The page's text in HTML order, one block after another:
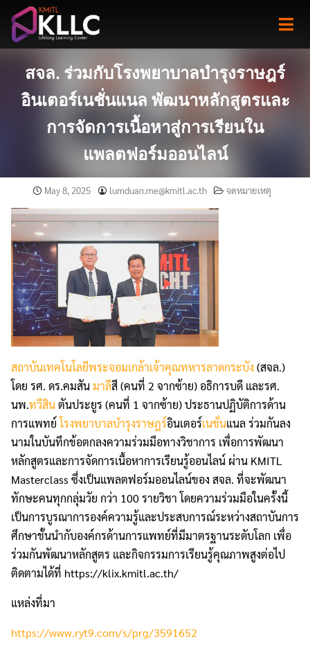
content
สจล. ร่วมกับโรงพยาบาลบำรุงราษฎร์
อินเตอร์เนชั่นแนล พัฒนาหลักสูตรและ
การจัดการเนื้อหาสู่การเรียนใน
แพลตฟอร์มออนไลน์
May 8, 2025 lumduan.me@kmitl.ac.th จดหมายเหตุ
สถาบันเทคโนโลยีพระจอมเกล้าเจ้าคุณทหารลาดกระบัง (สจล.)
โดย รศ. ดร.คมสันมาลีสี (คนที่ 2 จากซ้าย) อธิการบดี และรศ.
นพ.ทวีสินตันประยูร (คนที่ 1 จากซ้าย) ประธานปฏิบัติการด้าน
การแพทย์ โรงพยาบาลบำรุงราษฎร์อินเตอร์เนชั่นแนล ร่วมกันลง
นามในบันทึกข้อตกลงความร่วมมือทางวิชาการ เพื่อการพัฒนา
หลักสูตรและการจัดการเนื้อหาการเรียนรู้ออนไลน์ ผ่าน KMITL
Masterclass ซึ่งเป็นแพลตฟอร์มออนไลน์ของ สจล. ที่จะพัฒนา
ทักษะคนทุกกลุ่มวัย กว่า 100 รายวิชา โดยความร่วมมือในครั้งนี้
เป็นการบูรณาการองค์ความรู้และประสบการณ์ระหว่างสถาบันการ
ศึกษาชั้นนำกับองค์กรด้านการแพทย์ที่มีมาตรฐานระดับโลก เพื่อ
ร่วมกันพัฒนาหลักสูตร และกิจกรรมการเรียนรู้คุณภาพสูงต่อไป
ติดตามได้ที่ https://klix.kmitl.ac.th/
แหล่งที่มา
https://www.ryt9.com/s/prg/3591652